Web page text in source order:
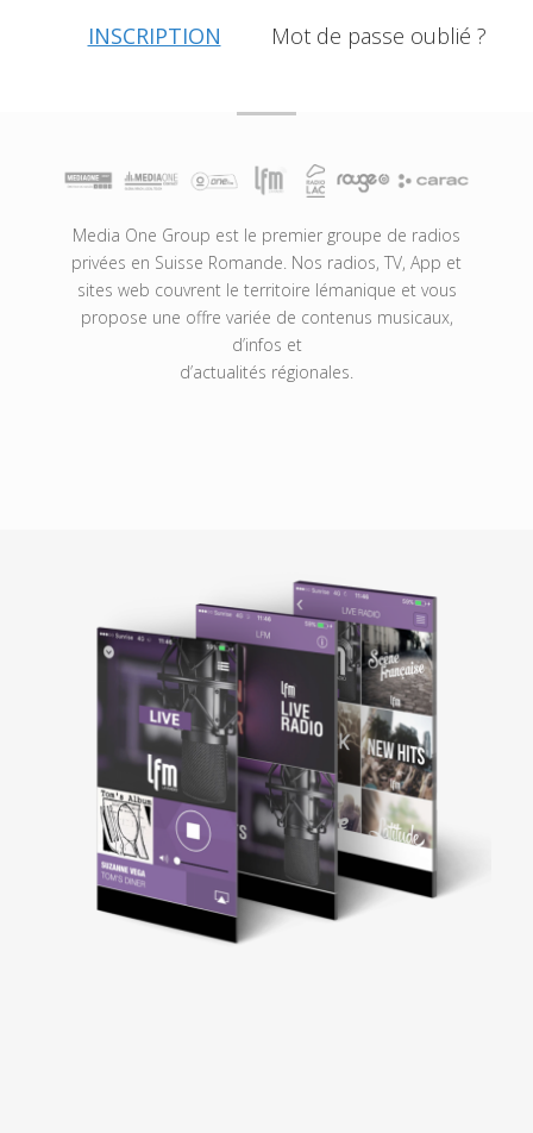
INSCRIPTION Mot de passe oublié ?
Media One Group est le premier groupe de radios
privées en Suisse Romande. Nos radios, TV, App et
sites web couvrent le territoire lémanique et vous
propose une offre variée de contenus musicaux,
d’infos et
d’actualités régionales.